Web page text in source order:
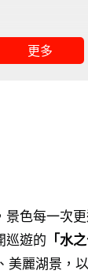
美食
初訪者遊覽
照片的季節
更多
色每一次
巡遊的 「水
美麗湖景，